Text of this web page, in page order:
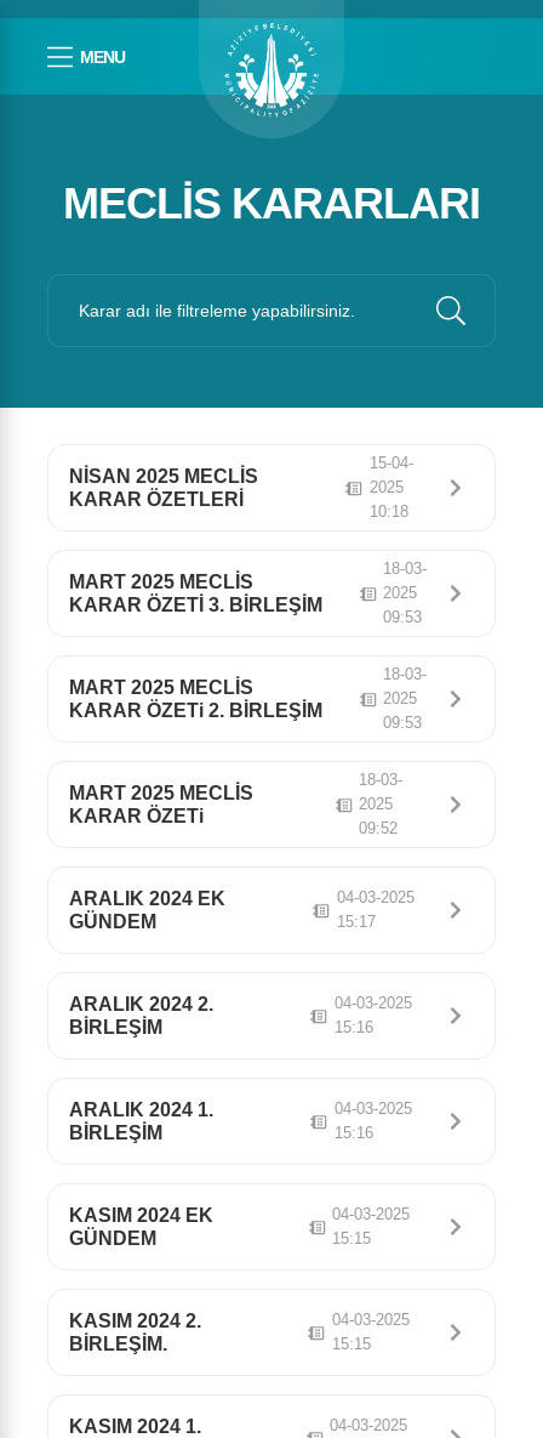
MENU
MECLIS KARARLARI
NİSAN 2025 MECLİS
KARAR ÖZETLERİ
15-04-
2025
10:18
MART 2025 MECLİS
KARAR ÖZETİ 3. BİRLEŞİM
18-03-
2025
09:53
MART 2025 MECLİS
KARAR ÖZETi 2. BİRLEŞİM
18-03-
2025
09:53
MART 2025 MECLİS
KARAR ÖZETi
18-03-
2025
09:52
ARALIK 2024 EK
GÜNDEM
04-03-2025
15:17
ARALIK 2024 2.
BİRLEŞİM
04-03-2025
15:16
ARALIK 2024 1.
BİRLEŞİM
04-03-2025
15:16
KASIM 2024 EK
GÜNDEM
04-03-2025
15:15
KASIM 2024 2.
BİRLEŞİM.
04-03-2025
15:15
KASIM 2024 1.
04-03-2025